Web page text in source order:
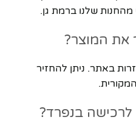
שלנו ברמת גן.
את המוצר?
באתר. ניתן להחזיר
לרכישה בנפרד?